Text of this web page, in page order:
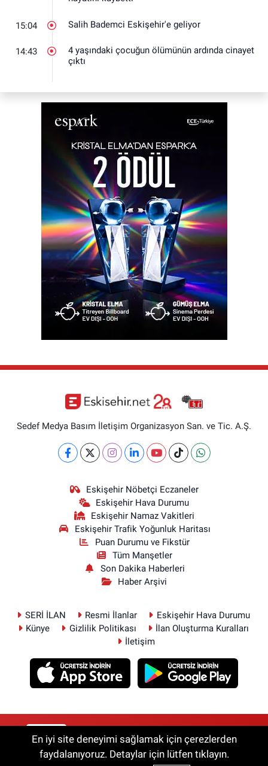
15:04 Salih Bademci Eskişehir'e geliyor
14:43
4 yaşındaki çocuğun ölümünün ardında cinayet
çıktı
Sedef Medya Basım İletişim Organizasyon San. ve Tic. A.Ş.
Eskişehir Nöbetçi Eczaneler
Eskişehir Hava Durumu
Eskişehir Namaz Vakitleri
Eskişehir Trafik Yoğunluk Haritası
Puan Durumu ve Fikstür
Tüm Manşetler
Son Dakika Haberleri
Haber Arşivi
SERİ İLAN Resmi İlanlar
Eskişehir Hava Durumu
Künye
Gizlilik Politikası
İlan Oluşturma Kuralları
İletişim
RSS Copyright © 2026. Her hakkı saklıdır.
En iyi site deneyimi sağlamak için çerezlerden
faydalanıyoruz. Detaylar için lütfen tıklayın.